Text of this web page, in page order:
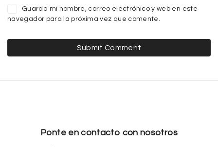
Guarda mi nombre, correo electrónico y web en este
navegador para la próxima vez que comente.
Ponte en contacto con nosotros